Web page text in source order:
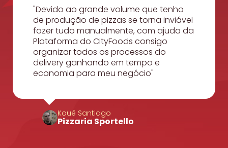
Devido ao grande volume que tenho
de produção de pizzas se torna inviável
fazer tudo manualmente, com ajuda da
Plataforma do CityFoods consigo
organizar todos os processos do
delivery ganhando em tempo e
economia para meu negócio
Kauê Santiago
Pizzaria Sportello